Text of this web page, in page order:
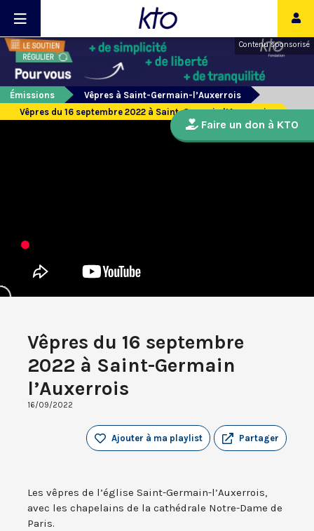
Contenu sponsorisé
Émissions
Vêpres à Saint-Germain-l’Auxerrois
Vêpres du 16 septembre 2022 à Saint-Germain l’Auxerrois
Vêpres du 16 septembre
2022 à Saint-Germain
l’Auxerrois
16/09/2022
Partager
Ajouter à ma playlist
Les vêpres de l’église Saint-Germain-l’Auxerrois,
avec les chapelains de la cathédrale Notre-Dame de
Paris.
Faire un don à KTO